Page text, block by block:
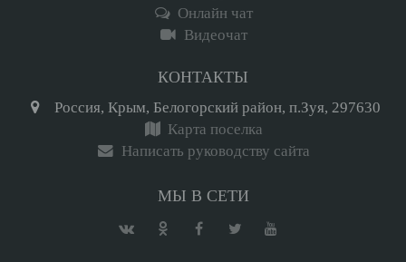
Онлайн чат
Видеочат
КОНТАКТЫ
Россия, Крым, Белогорский район, п.Зуя, 297630
Карта поселка
Написать руководству сайта
МЫ В СЕТИ